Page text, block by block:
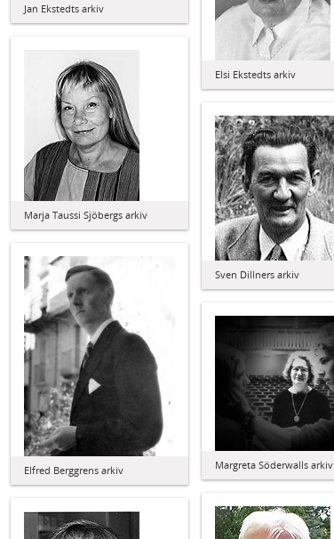
Jan Ekstedts arkiv
Elsi Ekstedts arkiv
Marja Taussi Sjöbergs arkiv
Sven Dillners arkiv
Elfred Berggrens arkiv
Margreta Söderwalls arkiv